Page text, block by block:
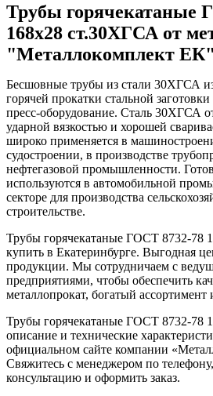
Трубы горячекатаные
168x28 ст.30ХГСА от
"Металлокомплект
Бесшовные трубы из стали 30ХГСА
горячей прокатки стальной
пресс-оборудование. Сталь 30ХГСА
ударной вязкостью и хорошей
широко применяется в
судостроении, в производстве
нефтегазовой промышленности.
используются в автомобильной
секторе для производства
строительстве.
Трубы горячекатаные ГОСТ 8732-78
купить в Екатеринбурге. Выгодная
продукции. Мы сотрудничаем с
предприятиями, чтобы обеспечить
металлопрокат, богатый ассортимент
Трубы горячекатаные ГОСТ 8732-78
описание и технические
официальном сайте компании
Свяжитесь с менеджером по
консультацию и оформить заказ.